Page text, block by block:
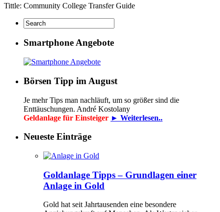
Tittle: Community College Transfer Guide
Smartphone Angebote
Börsen Tipp im August
Je mehr Tips man nachläuft, um so größer sind die
Enttäuschungen. André Kostolany
Geldanlage für Einsteiger ► Weiterlesen..
Neueste Einträge
Goldanlage Tipps – Grundlagen einer
Anlage in Gold
Gold hat seit Jahrtausenden eine besondere